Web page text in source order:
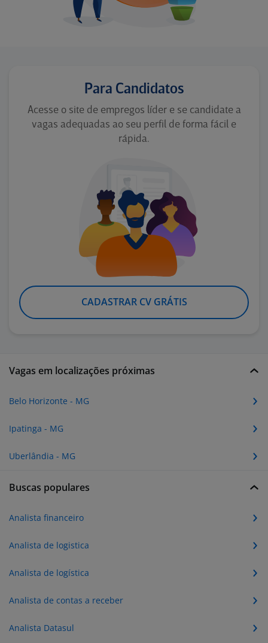
Para Candidatos
Acesse o site de empregos líder e se candidate a
vagas adequadas ao seu perfil de forma fácil e
rápida.
CADASTRAR CV GRÁTIS
Vagas em localizações próximas
Belo Horizonte - MG
Ipatinga - MG
Uberlândia - MG
Buscas populares
Analista financeiro
Analista de logistica
Analista de logística
Analista de contas a receber
Analista Datasul